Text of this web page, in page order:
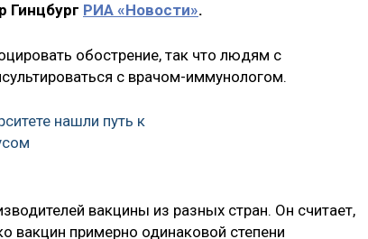
Гинцбург РИА «Новости».
обострение, так что людям с
с врачом-иммунологом.
нашли путь к
вакцины из разных стран. Он считает,
вакцин примерно одинаковой степени